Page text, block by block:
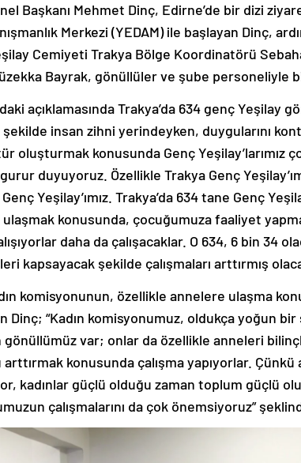
Başkanı Mehmet Dinç, Edirne’de bir dizi
Merkezi (YEDAM) ile başlayan Dinç,
Cemiyeti Trakya Bölge Koordinatörü
Bayrak, gönüllüler ve şube personeliyle
açıklamasında Trakya’da 634 genç Yeşilay
şekilde insan zihni yerindeyken, duygularını
oluşturmak konusunda Genç Yeşilay’larımız
duyuyoruz. Özellikle Trakya Genç
Yeşilay’ımız. Trakya’da 634 tane Genç
konusunda, çocuğumuza faaliyet
daha da çalışacaklar. O 634, 6 bin 34
kapsayacak şekilde çalışmaları arttırmış
komisyonunun, özellikle annelere ulaşma
Dinç; “Kadın komisyonumuz, oldukça yoğun bir
gönüllümüz var; onlar da özellikle anneleri
konusunda çalışma yapıyorlar.
kadınlar güçlü olduğu zaman toplum güçlü
çalışmalarını da çok önemsiyoruz”